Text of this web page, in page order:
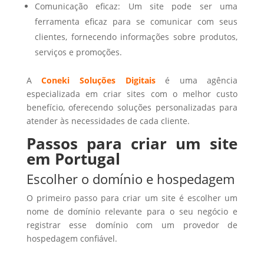
Comunicação eficaz: Um site pode ser uma
ferramenta eficaz para se comunicar com seus
clientes, fornecendo informações sobre produtos,
serviços e promoções.
AConeki Soluções Digitaisé uma agência
especializada em criar sites com o melhor custo
benefício, oferecendo soluções personalizadas para
atender às necessidades de cada cliente.
Passos para criar um site
em Portugal
Escolher o domínio e hospedagem
O primeiro passo para criar um site é escolher um
nome de domínio relevante para o seu negócio e
registrar esse domínio com um provedor de
hospedagem confiável.